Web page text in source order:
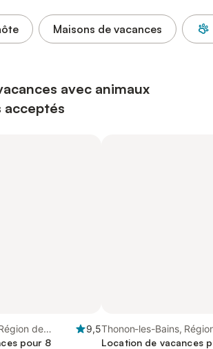
Maisons de vacances
avec animaux
acceptés
de
9,5
pour 8
Thonon-les-Bains,
Thonon-les-Bains
Location de vacances